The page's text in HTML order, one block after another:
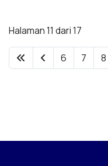
Halaman 11 dari 17
6 7 8